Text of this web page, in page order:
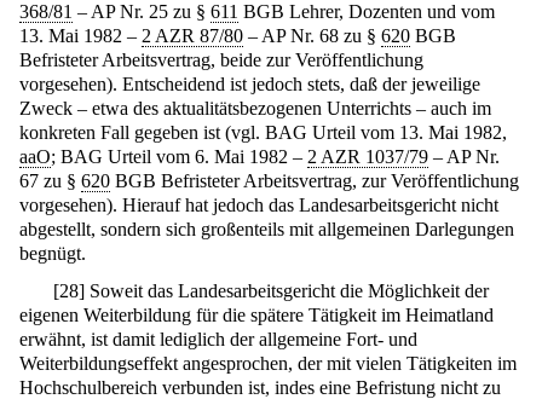
368/81 – AP Nr. 25 zu § 611 BGB Lehrer, Dozenten und vom
13. Mai 1982 – 2 AZR 87/80 – AP Nr. 68 zu § 620 BGB
Befristeter Arbeitsvertrag, beide zur Veröffentlichung
vorgesehen). Entscheidend ist jedoch stets, daß der jeweilige
Zweck – etwa des aktualitätsbezogenen Unterrichts – auch im
konkreten Fall gegeben ist (vgl. BAG Urteil vom 13. Mai 1982,
aaO; BAG Urteil vom 6. Mai 1982 – 2 AZR 1037/79 – AP Nr.
67 zu § 620 BGB Befristeter Arbeitsvertrag, zur Veröffentlichung
vorgesehen). Hierauf hat jedoch das Landesarbeitsgericht nicht
abgestellt, sondern sich großenteils mit allgemeinen Darlegungen
begnügt.
[28] Soweit das Landesarbeitsgericht die Möglichkeit der
eigenen Weiterbildung für die spätere Tätigkeit im Heimatland
erwähnt, ist damit lediglich der allgemeine Fort- und
Weiterbildungseffekt angesprochen, der mit vielen Tätigkeiten im
Hochschulbereich verbunden ist, indes eine Befristung nicht zu